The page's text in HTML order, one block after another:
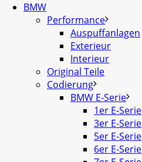
BMW
Performance
Auspuffanlagen
Exterieur
Interieur
Original Teile
Codierung
BMW E-Serie
1er E-Serie
3er E-Serie
5er E-Serie
6er E-Serie